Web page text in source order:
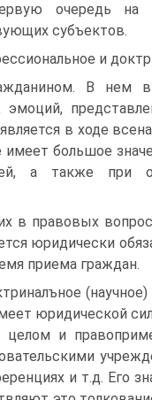
очередь на
субъектов.
и
В нем
в ходе
большое
а также при
в правовых
юридически
приема граждан.
юридической
и
и т.д. Его